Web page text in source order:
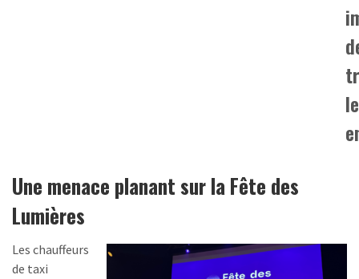
Une menace planant sur la Fête des
Lumières
Les chauffeurs
de taxi